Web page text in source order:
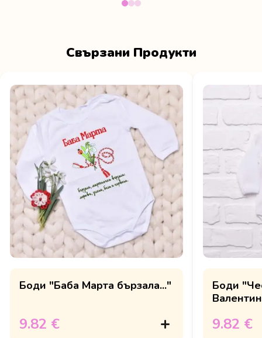
Свързани Продукти
Боди "Баба Марта бързала..."
9.82 €
Боди
9.82 €